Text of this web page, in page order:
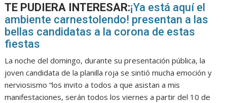
TE PUDIERA INTERESAR:¡Ya está aquí el
ambiente carnestolendo! presentan a las
bellas candidatas a la corona de estas
fiestas
La noche del domingo, durante su presentación pública, la
joven candidata de la planilla roja se sintió mucha emoción y
nerviosismo “los invito a todos a que asistan a mis
manifestaciones, serán todos los viernes a partir del 10 de